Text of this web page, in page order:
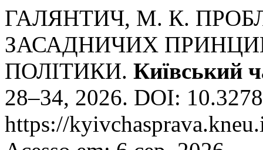
ГАЛЯНТИЧ, М. К.
ЗАСАДНИЧИХ
ПОЛІТИКИ. Київський
28–34, 2026. DOI:
https://